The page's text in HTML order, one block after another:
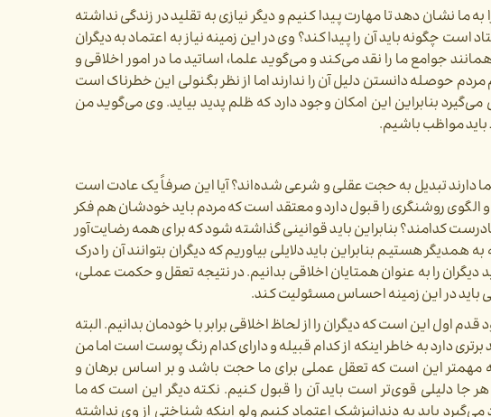
نشان دهد تا مهارت پیدا کنیم و دیگر نیازی به تقلید در زندگی نداشته
چگونه باید آن را پیدا کند؟ وی در این زمینه نیاز به اعتماد به دیگران
جوامع ما را نقد می‌‌کند و می‌گوید علما، اساتید ما در امور اخلاقی و
دانستن دلیل آن را ندارند اما از نظر بگنولی این خطرناک است
بنابراین این امکان وجود دارد که ظلم پدید بیاید. وی می‌گوید من
مواظب باشیم.
دارند تبدیل به حجت عقلی و شرعی شده‌اند؟ آیا این صرفاً یک عادت است
الگوی روشنگری را قبول دارد و معتقد است که مردم باید خودشان هم فکر
کدامند؟ بنابراین باید قوانینی گذاشته شود که برای همه رضایت‌آور
هستیم بنابراین باید دلایلی بیاوریم که دیگران بتوانند آن را درک
را به عنوان همتایان اخلاقی بدانیم. در نتیجه تعقل و حکمت عملی،
باید در این زمینه احساس مسئولیت کند.
اول این است که دیگران را از لحاظ اخلاقی برابر با خودمان بدانیم. البته
دارد به خاطر اینکه از کدام قبیله و دارای کدام رنگ پوست است اما من
مهمتر این است که تعقل عملی برای ما حجت باشد و بر اساس برهان و
دلیلی قوی‌تر است باید آن را قبول کنیم. نکته دیگر این است که ما